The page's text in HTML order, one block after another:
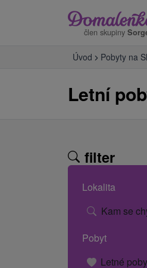
člen skupiny
Úvod Pobyty na
Letní
filter
Lokalita
Kam se
Pobyt
Letné